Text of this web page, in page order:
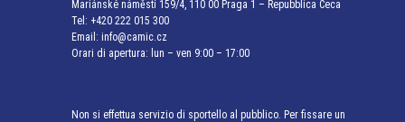
Mariánské náměstí 159/4, 110 00 Praga 1 – Repubblica Ceca
Tel: +420 222 015 300
Email: info@camic.cz
Orari di apertura: lun – ven 9:00 – 17:00
Non si effettua servizio di sportello al pubblico. Per fissare un